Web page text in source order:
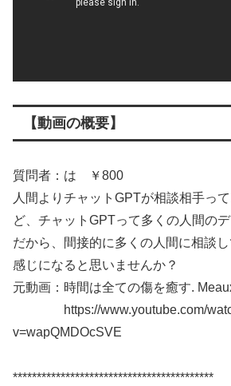
【動画の概要】
質問者：は ￥800
人間よりチャットGPTが相談相手っ
ど、チャットGPTって多くの人間の
だから、間接的に多くの人間に相談
感じになると思いませんか？
元動画：時間は全ての傷を癒す.
https://www.youtube.com/
v=wapQMDOcSVE
******************************************